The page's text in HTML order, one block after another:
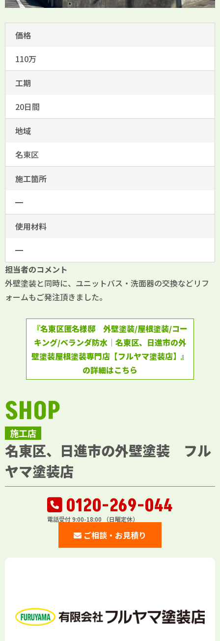
価格
110万
工期
20日間
地域
名東区
施工箇所
━
使用材料
━
担当者のコメント
外壁塗装と同時に、ユニットバス・洗面器の交換などリフ
ォームもご発注頂きました。
『名東区匿名様邸 外壁塗装/屋根塗装/コー
キング/ベランダ防水｜名東区、日進市の外
壁塗装屋根塗装専門店【フルヤマ塗装店】』
の詳細はこちら
施工店
SHOP
名東区、日進市の外壁塗装 フル
ヤマ塗装店
0120-269-044
電話受付 9:00-18:00 （日曜定休）
ご相談・お見積り